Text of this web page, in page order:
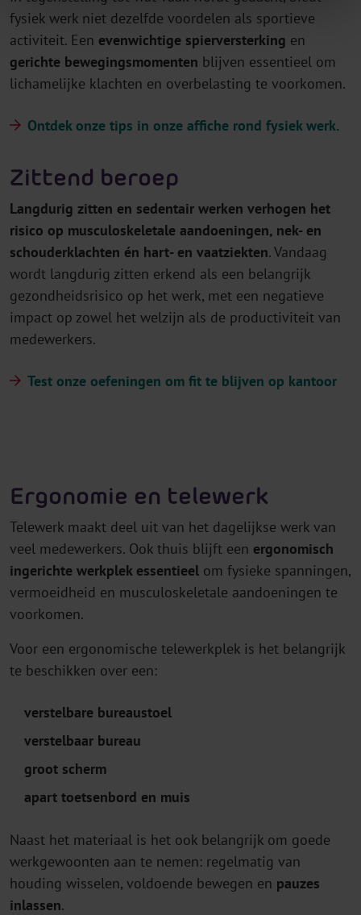
fysiek werk niet dezelfde voordelen als sportieve
activiteit. Een evenwichtige spierversterking en
gerichte bewegingsmomenten blijven essentieel om
lichamelijke klachten en overbelasting te voorkomen.
Ontdek onze tips in onze affiche rond fysiek werk.
Zittend beroep
Langdurig zitten en sedentair werken verhogen het
risico op musculoskeletale aandoeningen, nek- en
schouderklachten én hart- en vaatziekten. Vandaag
wordt langdurig zitten erkend als een belangrijk
gezondheidsrisico op het werk, met een negatieve
impact op zowel het welzijn als de productiviteit van
medewerkers.
Test onze oefeningen om fit te blijven op kantoor
bekijken
Om deze content te kunnen
tonen hebben wij jouw
goedkeuring nodig voor het
gebruik van
marketingcookies.
Wijzig cookievoorkeuren
Ergonomie en telewerk
Telewerk maakt deel uit van het dagelijkse werk van
veel medewerkers. Ook thuis blijft een ergonomisch
ingerichte werkplek essentieel om fysieke spanningen,
vermoeidheid en musculoskeletale aandoeningen te
voorkomen.
Voor een ergonomische telewerkplek is het belangrijk
te beschikken over een:
verstelbare bureaustoel
verstelbaar bureau
groot scherm
apart toetsenbord en muis
Naast het materiaal is het ook belangrijk om goede
werkgewoonten aan te nemen: regelmatig van
houding wisselen, voldoende bewegen en pauzes
inlassen.